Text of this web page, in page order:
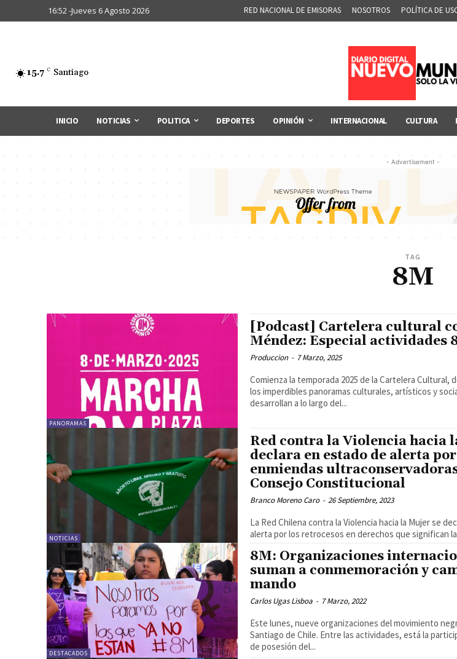
16:52 -Jueves 6 Agosto 2026 RED NACIONAL DE EMISORAS NOSOTROS POLÍTICA DE
15.7 C Santiago
INICIO NOTICIAS POLITICA DEPORTES OPINIÓN INTERNACIONAL CULTURA
- Advertisement -
TAG
8M
PANORAMAS
[Podcast] Cartelera cultural
Méndez: Especial actividades
Produccion - 7 Marzo, 2025
Comienza la temporada 2025 de la Cartelera Cultural,
los imperdibles panoramas culturales, artísticos y
desarrollan a lo largo del...
NOTICIAS
Red contra la Violencia hacia
declara en estado de alerta por
enmiendas
Consejo Constitucional
Branco Moreno Caro - 26 Septiembre, 2023
La Red Chilena contra la Violencia hacia la Mujer se
alerta por los retrocesos en derechos que significan
DESTACADOS
8M: Organizaciones
suman a conmemoración y
mando
Carlos Ugas Lisboa - 7 Marzo, 2022
Este lunes, nueve organizaciones del movimiento
Santiago de Chile. Entre las actividades, está la
de posesión del...